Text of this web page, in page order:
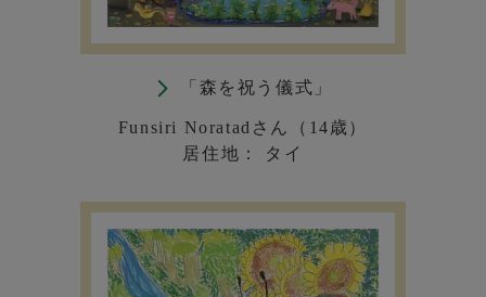
「森を祝う儀式」
Funsiri Noratadさん（14歳）
居住地： タイ